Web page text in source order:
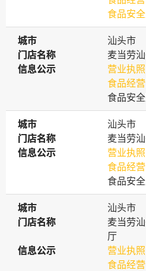
食品安
城市
城市
汕头市
门店名称
门店名称
麦当劳
信息公示
信息公示
营业执照
食品经
食品安
城市
城市
汕头市
门店名称
门店名称
麦当劳
信息公示
信息公示
营业执照
食品经
食品安
城市
城市
汕头市
门店名称
门店名称
麦当劳
厅
信息公示
信息公示
营业执照
食品经